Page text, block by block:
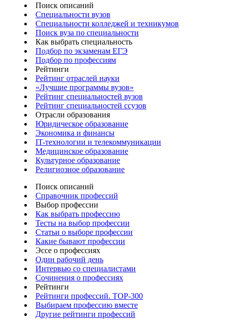
Поиск описаний
Специальности вузов
Специальности колледжей и техникумов
Поиск вуза по специальности
Как выбрать специальность
Подбор по экзаменам ЕГЭ
Подбор по профессиям
Рейтинги
Рейтинг отраслей науки
«Лучшие программы вузов»
Рейтинг специальностей вузов
Рейтинг специальностей ссузов
Отрасли образования
Юридическое образование
Экономика и финансы
IT-технологии и телекоммуникации
Медицинское образование
Культурное образование
Религиозное образование
Поиск описаний
Справочник профессий
Выбор профессии
Как выбрать профессию
Тесты на выбор профессии
Статьи о выборе профессии
Какие бывают профессии
Эссе о профессиях
Один рабочий день
Интервью со специалистами
Сочинения о профессиях
Рейтинги
Рейтинги профессий. TOP-300
Выбираем профессию вместе
Другие рейтинги профессий